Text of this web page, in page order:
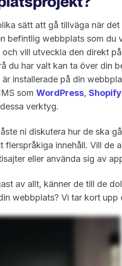
sätt att gå tillväga när
befintlig webbplats som du
vill utveckla den direkt
du har valt kan ta över din
är installerade på din
som WordPress, Shopify
verktyg.
ni diskutera hur de ska
flerspråkiga innehåll. Vill de
eller använda sig av
av allt, känner de till de
webbplats? Vi tar kort upp